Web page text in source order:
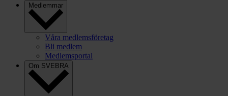
Medlemmar
Våra medlemsföretag
Bli medlem
Medlemsportal
Om SVEBRA